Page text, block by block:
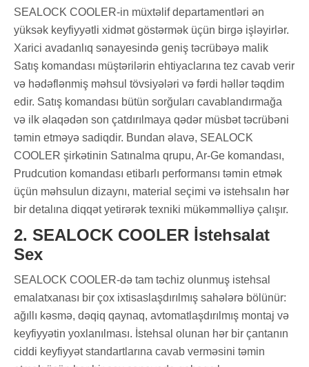
SEALOCK COOLER-in müxtəlif departamentləri ən
yüksək keyfiyyətli xidmət göstərmək üçün birgə işləyirlər.
Xarici avadanlıq sənayesində geniş təcrübəyə malik
Satış komandası müştərilərin ehtiyaclarına tez cavab verir
və hədəflənmiş məhsul tövsiyələri və fərdi həllər təqdim
edir. Satış komandası bütün sorğuları cavablandırmağa
və ilk əlaqədən son çatdırılmaya qədər müsbət təcrübəni
təmin etməyə sadiqdir. Bundan əlavə, SEALOCK
COOLER şirkətinin Satınalma qrupu, Ar-Ge komandası,
Prudcution komandası etibarlı performansı təmin etmək
üçün məhsulun dizaynı, material seçimi və istehsalın hər
bir detalına diqqət yetirərək texniki mükəmməlliyə çalışır.
2. SEALOCK COOLER İstehsalat
Sex
SEALOCK COOLER-də tam təchiz olunmuş istehsal
emalatxanası bir çox ixtisaslaşdırılmış sahələrə bölünür:
ağıllı kəsmə, dəqiq qaynaq, avtomatlaşdırılmış montaj və
keyfiyyətin yoxlanılması. İstehsal olunan hər bir çantanın
ciddi keyfiyyət standartlarına cavab verməsini təmin